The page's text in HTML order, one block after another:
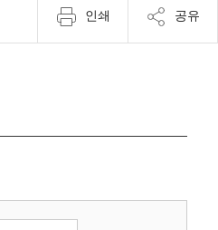
집
안
인쇄 공유